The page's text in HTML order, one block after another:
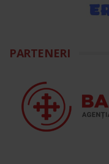
PARTENERI